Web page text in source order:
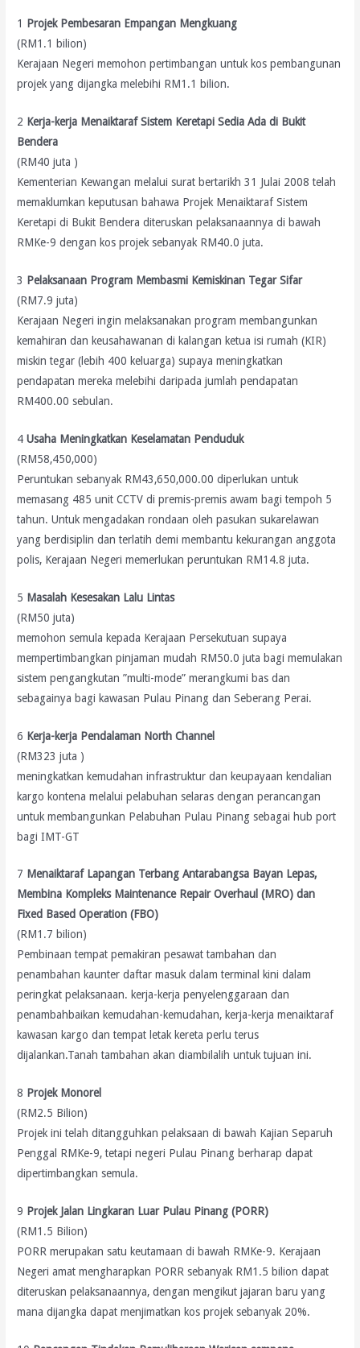
1 Projek Pembesaran Empangan Mengkuang
(RM1.1 bilion)
Kerajaan Negeri memohon pertimbangan untuk kos pembangunan
projek yang dijangka melebihi RM1.1 bilion.
2 Kerja-kerja Menaiktaraf Sistem Keretapi Sedia Ada di Bukit
Bendera
(RM40 juta )
Kementerian Kewangan melalui surat bertarikh 31 Julai 2008 telah
memaklumkan keputusan bahawa Projek Menaiktaraf Sistem
Keretapi di Bukit Bendera diteruskan pelaksanaannya di bawah
RMKe-9 dengan kos projek sebanyak RM40.0 juta.
3 Pelaksanaan Program Membasmi Kemiskinan Tegar Sifar
(RM7.9 juta)
Kerajaan Negeri ingin melaksanakan program membangunkan
kemahiran dan keusahawanan di kalangan ketua isi rumah (KIR)
miskin tegar (lebih 400 keluarga) supaya meningkatkan
pendapatan mereka melebihi daripada jumlah pendapatan
RM400.00 sebulan.
4Usaha Meningkatkan Keselamatan Penduduk
(RM58,450,000)
Peruntukan sebanyak RM43,650,000.00 diperlukan untuk
memasang 485 unit CCTV di premis-premis awam bagi tempoh 5
tahun. Untuk mengadakan rondaan oleh pasukan sukarelawan
yang berdisiplin dan terlatih demi membantu kekurangan anggota
polis, Kerajaan Negeri memerlukan peruntukan RM14.8 juta.
5 Masalah Kesesakan Lalu Lintas
(RM50 juta)
memohon semula kepada Kerajaan Persekutuan supaya
mempertimbangkan pinjaman mudah RM50.0 juta bagi memulakan
sistem pengangkutan ”multi-mode” merangkumi bas dan
sebagainya bagi kawasan Pulau Pinang dan Seberang Perai.
6 Kerja-kerja Pendalaman North Channel
(RM323 juta )
meningkatkan kemudahan infrastruktur dan keupayaan kendalian
kargo kontena melalui pelabuhan selaras dengan perancangan
untuk membangunkan Pelabuhan Pulau Pinang sebagai hub port
bagi IMT-GT
7 Menaiktaraf Lapangan Terbang Antarabangsa Bayan Lepas,
Membina Kompleks Maintenance Repair Overhaul (MRO) dan
Fixed Based Operation (FBO)
(RM1.7 bilion)
Pembinaan tempat pemakiran pesawat tambahan dan
penambahan kaunter daftar masuk dalam terminal kini dalam
peringkat pelaksanaan. kerja-kerja penyelenggaraan dan
penambahbaikan kemudahan-kemudahan, kerja-kerja menaiktaraf
kawasan kargo dan tempat letak kereta perlu terus
dijalankan.Tanah tambahan akan diambilalih untuk tujuan ini.
8 Projek Monorel
(RM2.5 Bilion)
Projek ini telah ditangguhkan pelaksaan di bawah Kajian Separuh
Penggal RMKe-9, tetapi negeri Pulau Pinang berharap dapat
dipertimbangkan semula.
9 Projek Jalan Lingkaran Luar Pulau Pinang (PORR)
(RM1.5 Bilion)
PORR merupakan satu keutamaan di bawah RMKe-9. Kerajaan
Negeri amat mengharapkan PORR sebanyak RM1.5 bilion dapat
diteruskan pelaksanaannya, dengan mengikut jajaran baru yang
mana dijangka dapat menjimatkan kos projek sebanyak 20%.